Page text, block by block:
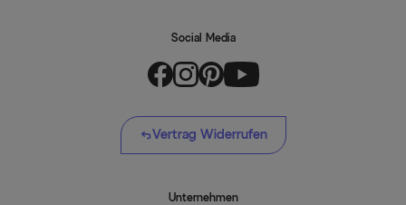
Social Media
Vertrag Widerrufen
Unternehmen